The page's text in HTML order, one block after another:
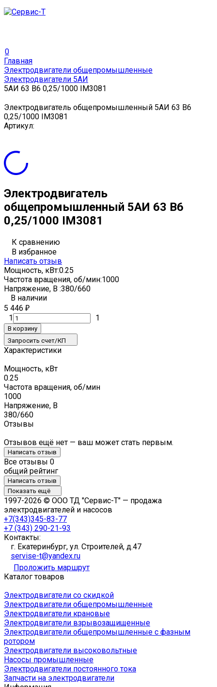
0
Главная
Электродвигатели общепромышленные
Электродвигатели 5АИ
5АИ 63 В6 0,25/1000 IM3081
Электродвигатель общепромышленный 5АИ 63 В6
0,25/1000 IM3081
Артикул:
Электродвигатель
общепромышленный 5АИ 63 В6
0,25/1000 IM3081
К сравнению
В избранное
Написать отзыв
Мощность, кВт:0.25
Частота вращения, об/мин:1000
Напряжение, В :380/660
В наличии
5 446 ₽
1 1
В корзину
Запросить счет/КП
Характеристики
Мощность, кВт
0.25
Частота вращения, об/мин
1000
Напряжение, В
380/660
Отзывы
Отзывов ещё нет — ваш может стать первым.
Написать отзыв
Все отзывы 0
общий рейтинг
Написать отзыв
Показать ещё
1997-2026 © ООО ТД "Сервис-Т" — продажа
электродвигателей и насосов
+7(343)345-83-77
+7 (343) 290-21-93
Контакты:
г. Екатеринбург, ул. Строителей, д.47
servise-t@yandex.ru
Проложить маршрут
Каталог товаров
Электродвигатели со скидкой
Электродвигатели общепромышленные
Электродвигатели крановые
Электродвигатели взрывозащищенные
Электродвигатели общепромышленные с фазным
ротором
Электродвигатели высоковольтные
Насосы промышленные
Электродвигатели постоянного тока
Запчасти на электродвигатели